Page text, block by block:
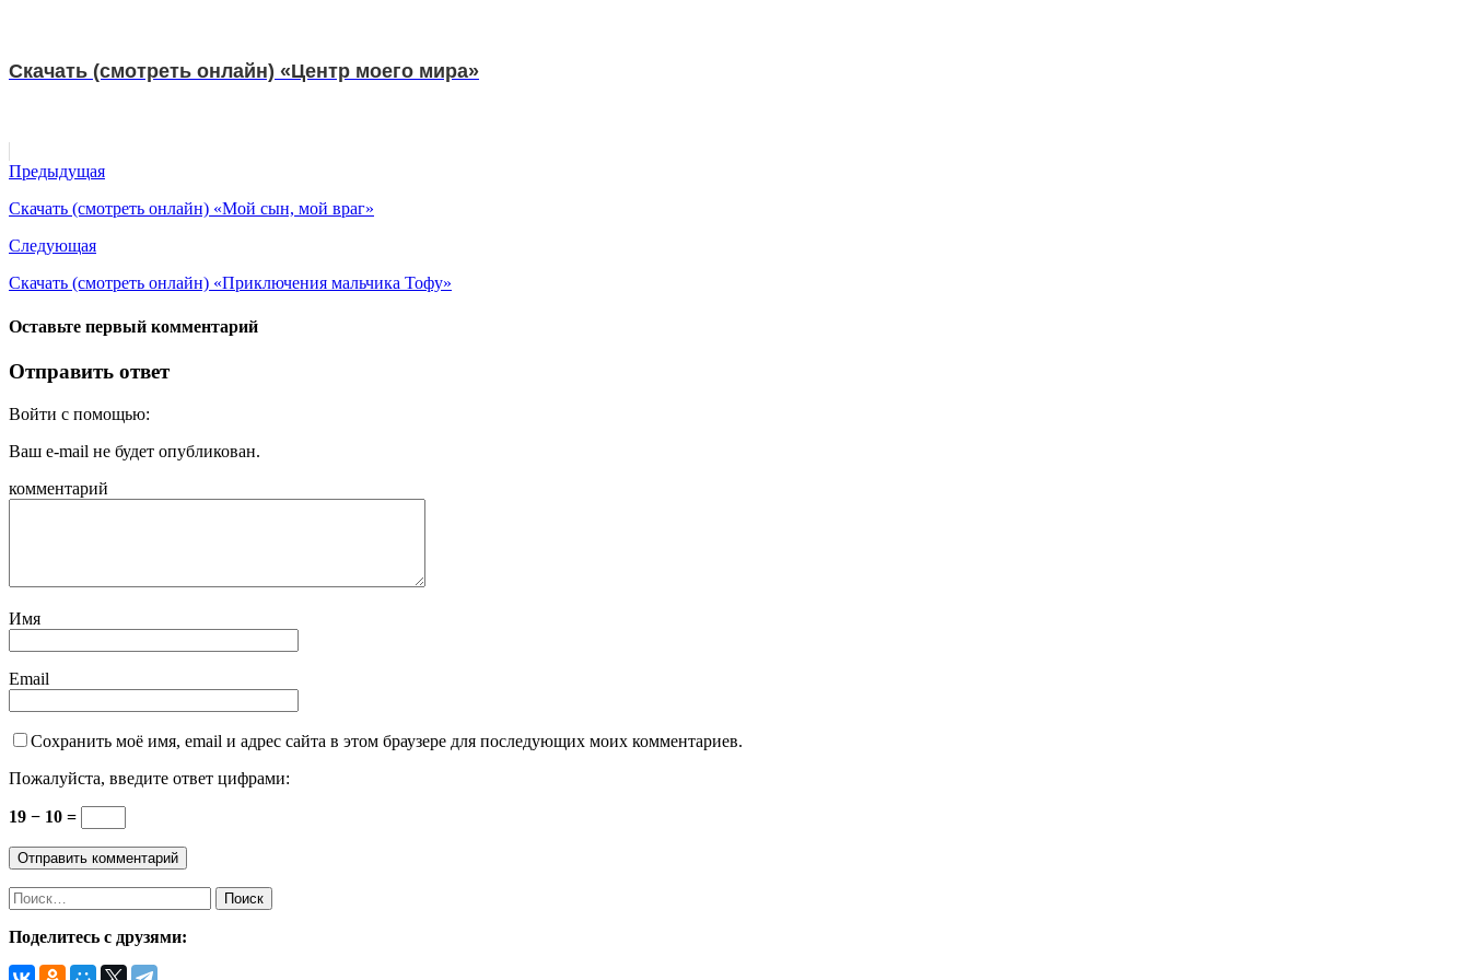
Скачать (смотреть онлайн) «Центр моего мира»
Предыдущая
Скачать (смотреть онлайн) «Мой сын, мой враг»
Следующая
Скачать (смотреть онлайн) «Приключения мальчика Тофу»
Оставьте первый комментарий
Отправить ответ
Войти с помощью:
Ваш e-mail не будет опубликован.
комментарий
Имя
Email
Сохранить моё имя, email и адрес сайта в этом браузере для последующих моих комментариев.
Пожалуйста, введите ответ цифрами:
19 − 10 =
Найти:
Поделитесь с друзями: